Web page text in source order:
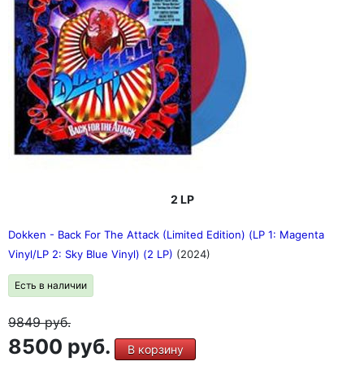
2 LP
Dokken - Back For The Attack (Limited Edition) (LP 1: Magenta
Vinyl/LP 2: Sky Blue Vinyl) (2 LP) (2024)
Есть в наличии
9849руб.
8500 руб. В корзину